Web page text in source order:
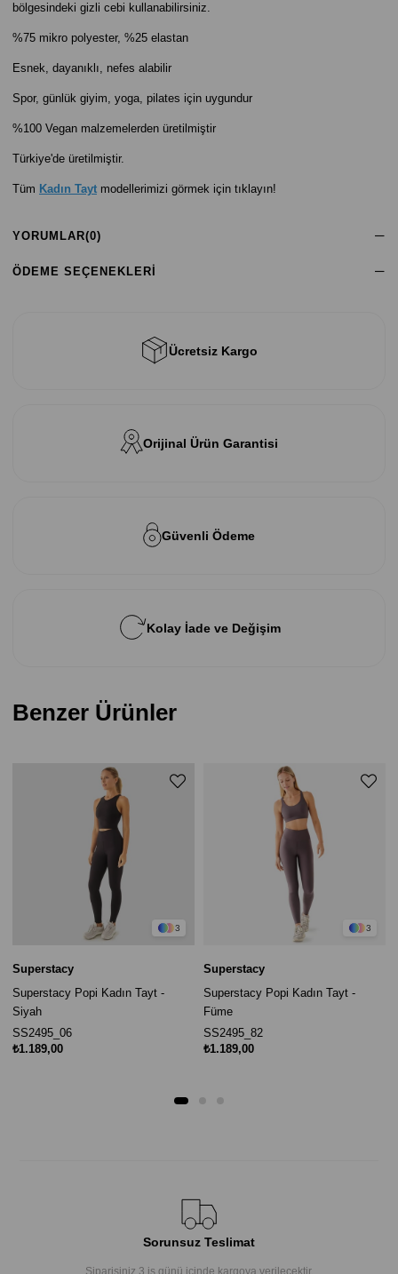
bölgesindeki gizli cebi kullanabilirsiniz.
%75 mikro polyester, %25 elastan
Esnek, dayanıklı, nefes alabilir
Spor, günlük giyim, yoga, pilates için uygundur
%100 Vegan malzemelerden üretilmiştir
Türkiye'de üretilmiştir.
Tüm Kadın Tayt modellerimizi görmek için tıklayın!
YORUMLAR(0)
ÖDEME SEÇENEKLERI
Ücretsiz Kargo
Orijinal Ürün Garantisi
Güvenli Ödeme
Kolay İade ve Değişim
Benzer Ürünler
3
Superstacy
Superstacy Popi Kadın Tayt -
Siyah
SS2495_06
₺1.189,00
3
Superstacy
Superstacy Popi Kadın Tayt -
Füme
SS2495_82
₺1.189,00
Sorunsuz Teslimat
Siparişiniz 3 iş günü içinde kargoya verilecektir.